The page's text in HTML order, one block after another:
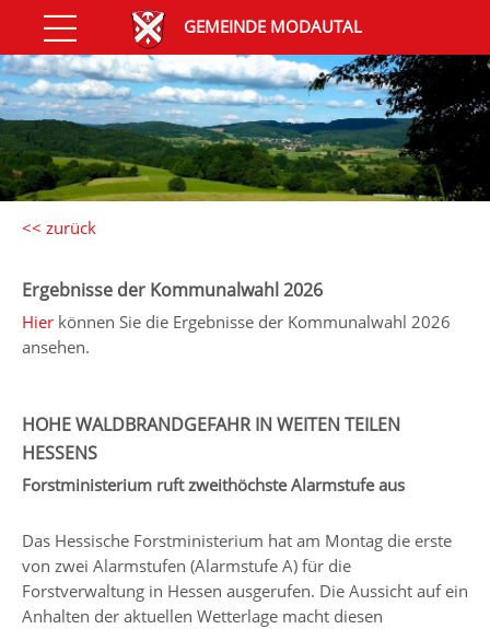
GEMEINDE MODAUTAL
<< zurück
Ergebnisse der Kommunalwahl 2026
Hier können Sie die Ergebnisse der Kommunalwahl 2026
ansehen.
HOHE WALDBRANDGEFAHR IN WEITEN TEILEN
HESSENS
Forstministerium ruft zweithöchste Alarmstufe aus
Das Hessische Forstministerium hat am Montag die erste
von zwei Alarmstufen (Alarmstufe A) für die
Forstverwaltung in Hessen ausgerufen. Die Aussicht auf ein
Anhalten der aktuellen Wetterlage macht diesen